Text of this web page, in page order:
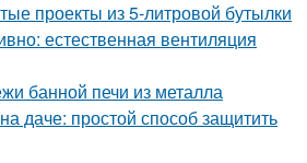
проекты из 5-литровой бутылки
естественная вентиляция
банной печи из металла
даче: простой способ защитить